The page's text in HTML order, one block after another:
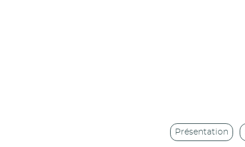
Présentation